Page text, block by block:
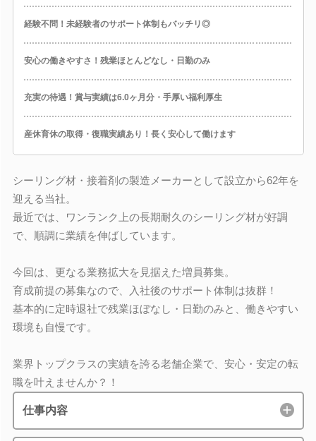
経験不問！未経験者のサポート体制もバッチリ◎
安心の働きやすさ！残業ほとんどなし・日勤のみ
充実の待遇！賞与実績は6.0ヶ月分・手厚い福利厚生
産休育休の取得・復職実績あり！長く安心して働けます
シーリング材・接着剤の製造メーカーとして設立から62年を
迎える当社。
最近では、ワンランク上の長期耐久のシーリング材が好調
で、順調に業績を伸ばしています。
今回は、更なる業務拡大を見据えた増員募集。
育成前提の募集なので、入社後のサポート体制は抜群！
基本的に定時退社で残業ほぼなし・日勤のみと、働きやすい
環境も自慢です。
業界トップクラスの実績を誇る老舗企業で、安心・安定の転
職を叶えませんか？！
仕事内容